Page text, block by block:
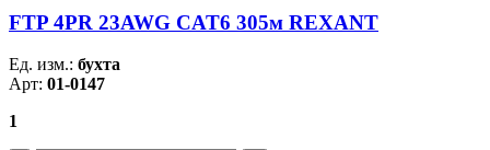
FTP 4PR 23AWG CAT6 305м REXANT
Ед. изм.: бухта
Арт: 01-0147
1